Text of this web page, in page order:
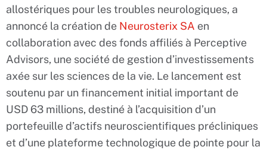
allostériques pour les troubles neurologiques, a
annoncé la création de Neurosterix SA en
collaboration avec des fonds affiliés à Perceptive
Advisors, une société de gestion d’investissements
axée sur les sciences de la vie. Le lancement est
soutenu par un financement initial important de
USD 63 millions, destiné à l’acquisition d’un
portefeuille d’actifs neuroscientifiques précliniques
et d’une plateforme technologique de pointe pour la